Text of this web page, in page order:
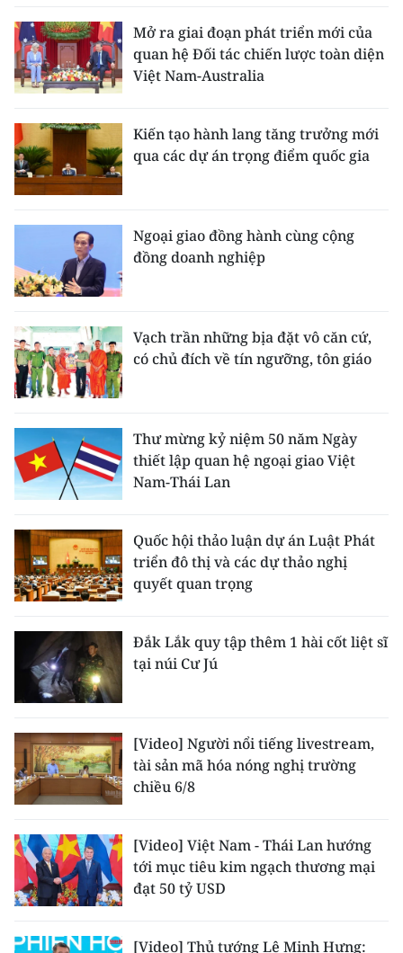
Media Môi trường
Ảnh
TIN MỚI
Trung du và miền núi phía Bắc
Đồng bằng sông Hồng
Bắc Trung Bộ
Duyên hải Nam Trung Bộ và Tây
Nguyên
Đông Nam Bộ
Đồng bằng sông Cửu Long
Chuyên trang TP. Hồ Chí Minh
CHUYÊN ĐỀ
CÁC CHUYÊN TRANG
VỀ BÁO NHÂN DÂN
THỜI NAY
NHÂN DÂN CUỐI TUẦN
MUA BÁO
ĐỌC BÁO IN
Mở ra giai đoạn phát triển mới của
quan hệ Đối tác chiến lược toàn diện
Việt Nam-Australia
Kiến tạo hành lang tăng trưởng mới
qua các dự án trọng điểm quốc gia
Ngoại giao đồng hành cùng cộng
đồng doanh nghiệp
Vạch trần những bịa đặt vô căn cứ,
có chủ đích về tín ngưỡng, tôn giáo
Thư mừng kỷ niệm 50 năm Ngày
thiết lập quan hệ ngoại giao Việt
Nam-Thái Lan
Quốc hội thảo luận dự án Luật Phát
triển đô thị và các dự thảo nghị
quyết quan trọng
Đắk Lắk quy tập thêm 1 hài cốt liệt sĩ
tại núi Cư Jú
[Video] Người nổi tiếng livestream,
tài sản mã hóa nóng nghị trường
chiều 6/8
[Video] Việt Nam - Thái Lan hướng
tới mục tiêu kim ngạch thương mại
đạt 50 tỷ USD
[Video] Thủ tướng Lê Minh Hưng: